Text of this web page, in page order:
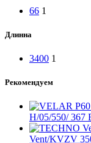
66 1
Длинна
3400 1
Рекомендуем
H/05/550/ 367
Vent/KVZV